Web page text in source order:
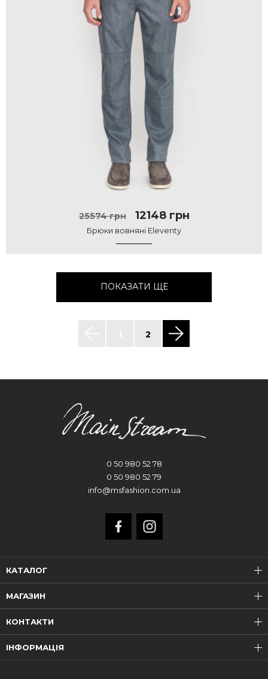
25574 грн 12148 грн
Брюки вовняні Eleventy
ПОКАЗАТИ ЩЕ
2
КАТАЛОГ
МАГАЗИН
0 50 980 52 78
0 50 980 52 79
info@msfashion.com.ua
КОНТАКТИ
ІНФОРМАЦІЯ